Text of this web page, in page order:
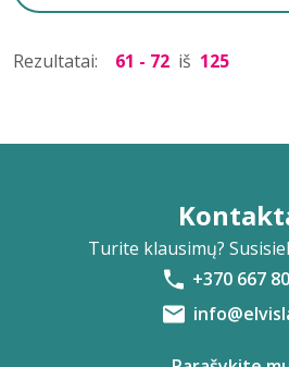
Rezultatai: 61 - 72 iš 125
Turite klausimų?
+370 667